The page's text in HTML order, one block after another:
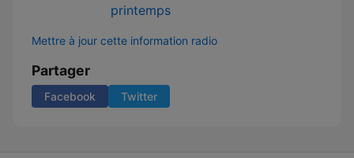
printemps
Mettre à jour cette information radio
Partager
Facebook Twitter